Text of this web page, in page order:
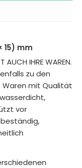
15) mm
AUCH IHRE WAREN.
zu den
Waren mit Qualität
vor